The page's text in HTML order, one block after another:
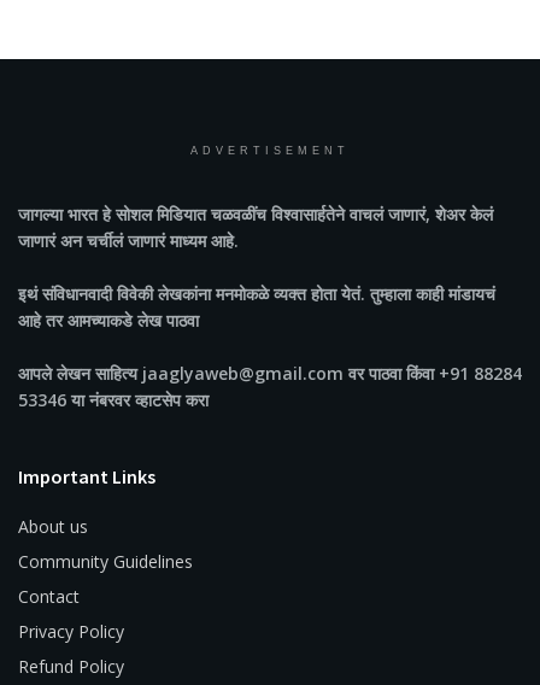
ADVERTISEMENT
जागल्या भारतहे सोशल मिडियात चळवळींच विश्वासार्हतेने वाचलं जाणारं, शेअर केलं
जाणारं अन चर्चीलं जाणारं माध्यम आहे.
इथं संविधानवादी विवेकी लेखकांना मनमोकळे व्यक्त होता येतं. तुम्हाला काही मांडायचं
आहे तर आमच्याकडे लेख पाठवा
आपले लेखन साहित्य jaaglyaweb@gmail.com वर पाठवा किंवा +91 88284
53346 या नंबरवर व्हाटसेप करा
Important Links
About us
Community Guidelines
Contact
Privacy Policy
Refund Policy